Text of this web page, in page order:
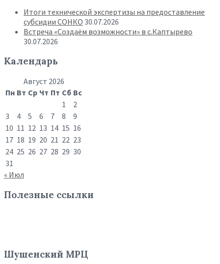
Итоги технической экспертизы на предоставление
субсидии СОНКО 30.07.2026
Встреча «Создаём возможности» в с.Каптырево
30.07.2026
Календарь
Август 2026
Пн Вт Ср Чт Пт Сб Вс
1
2
3
4 5 6 7 8
9
10 11 12 13 14 15 16
17 18 19 20 21 22 23
24 25 26 27 28 29 30
31
« Июл
Полезные ссылки
Шушенский МРЦ